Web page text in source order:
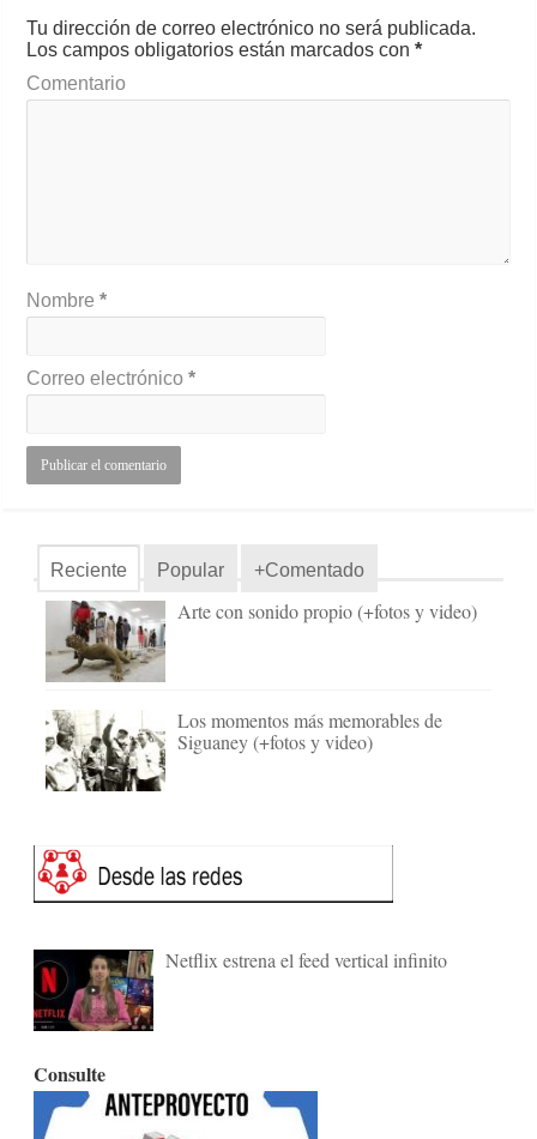
Tu dirección de correo electrónico no será publicada.
Los campos obligatorios están marcados con*
Comentario
Nombre*
Correo electrónico*
Reciente Popular +Comentado
Arte con sonido propio (+fotos y video)
Los momentos más memorables de
Siguaney (+fotos y video)
Netflix estrena el feed vertical infinito
Consulte